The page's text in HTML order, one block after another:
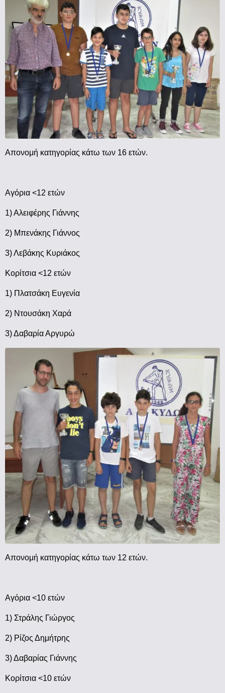
Απονομή κατηγορίας κάτω των 16 ετών.
Αγόρια <12 ετών
1) Αλειφέρης Γιάννης
2) Μπενάκης Γιάννος
3) Λεβάκης Κυριάκος
Κορίτσια <12 ετών
1) Πλατσάκη Ευγενία
2) Ντουσάκη Χαρά
3) Δαβαρία Αργυρώ
Απονομή κατηγορίας κάτω των 12 ετών.
Αγόρια <10 ετών
1) Στράλης Γιώργος
2) Ρίζος Δημήτρης
3) Δαβαρίας Γιάννης
Κορίτσια <10 ετών